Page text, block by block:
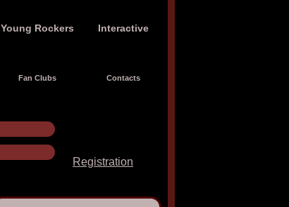
Young Rockers Interactive
Fan Clubs Contacts
Registration